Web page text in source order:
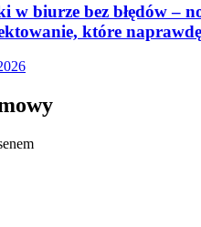
w biurze bez błędów –
które naprawdę